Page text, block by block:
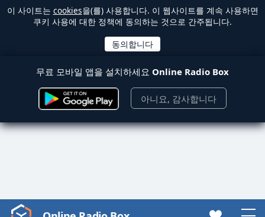
이 사이트는 cookies을(를) 사용합니다. 이 웹사이트를 계속 사용하면
쿠키 사용에 대한 정책에 동의하는 것으로 간주됩니다.
무료 모바일 앱을 설치하세요 Online Radio Box
아니요, 감사합니다